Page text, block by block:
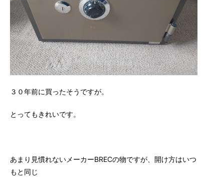
３０年前に買ったそうですが。
とってもきれいです。
あまり見慣れないメーカーBRECの物ですが、開け方はいつ
もと同じ